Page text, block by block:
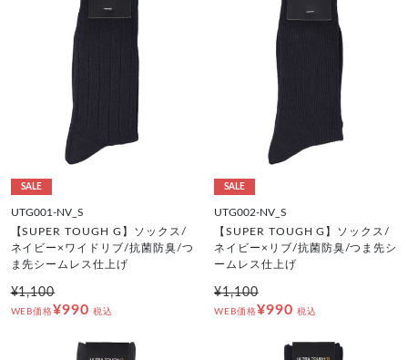
SALE
UTG001-NV_S
【SUPER TOUGH G】ソックス/
ネイビー×ワイドリブ/抗菌防臭/つ
ま先シームレス仕上げ
¥1,100
WEB価格¥990 税込
SALE
UTG002-NV_S
【SUPER TOUGH G】ソックス/
ネイビー×リブ/抗菌防臭/つま先シ
ームレス仕上げ
¥1,100
WEB価格¥990 税込